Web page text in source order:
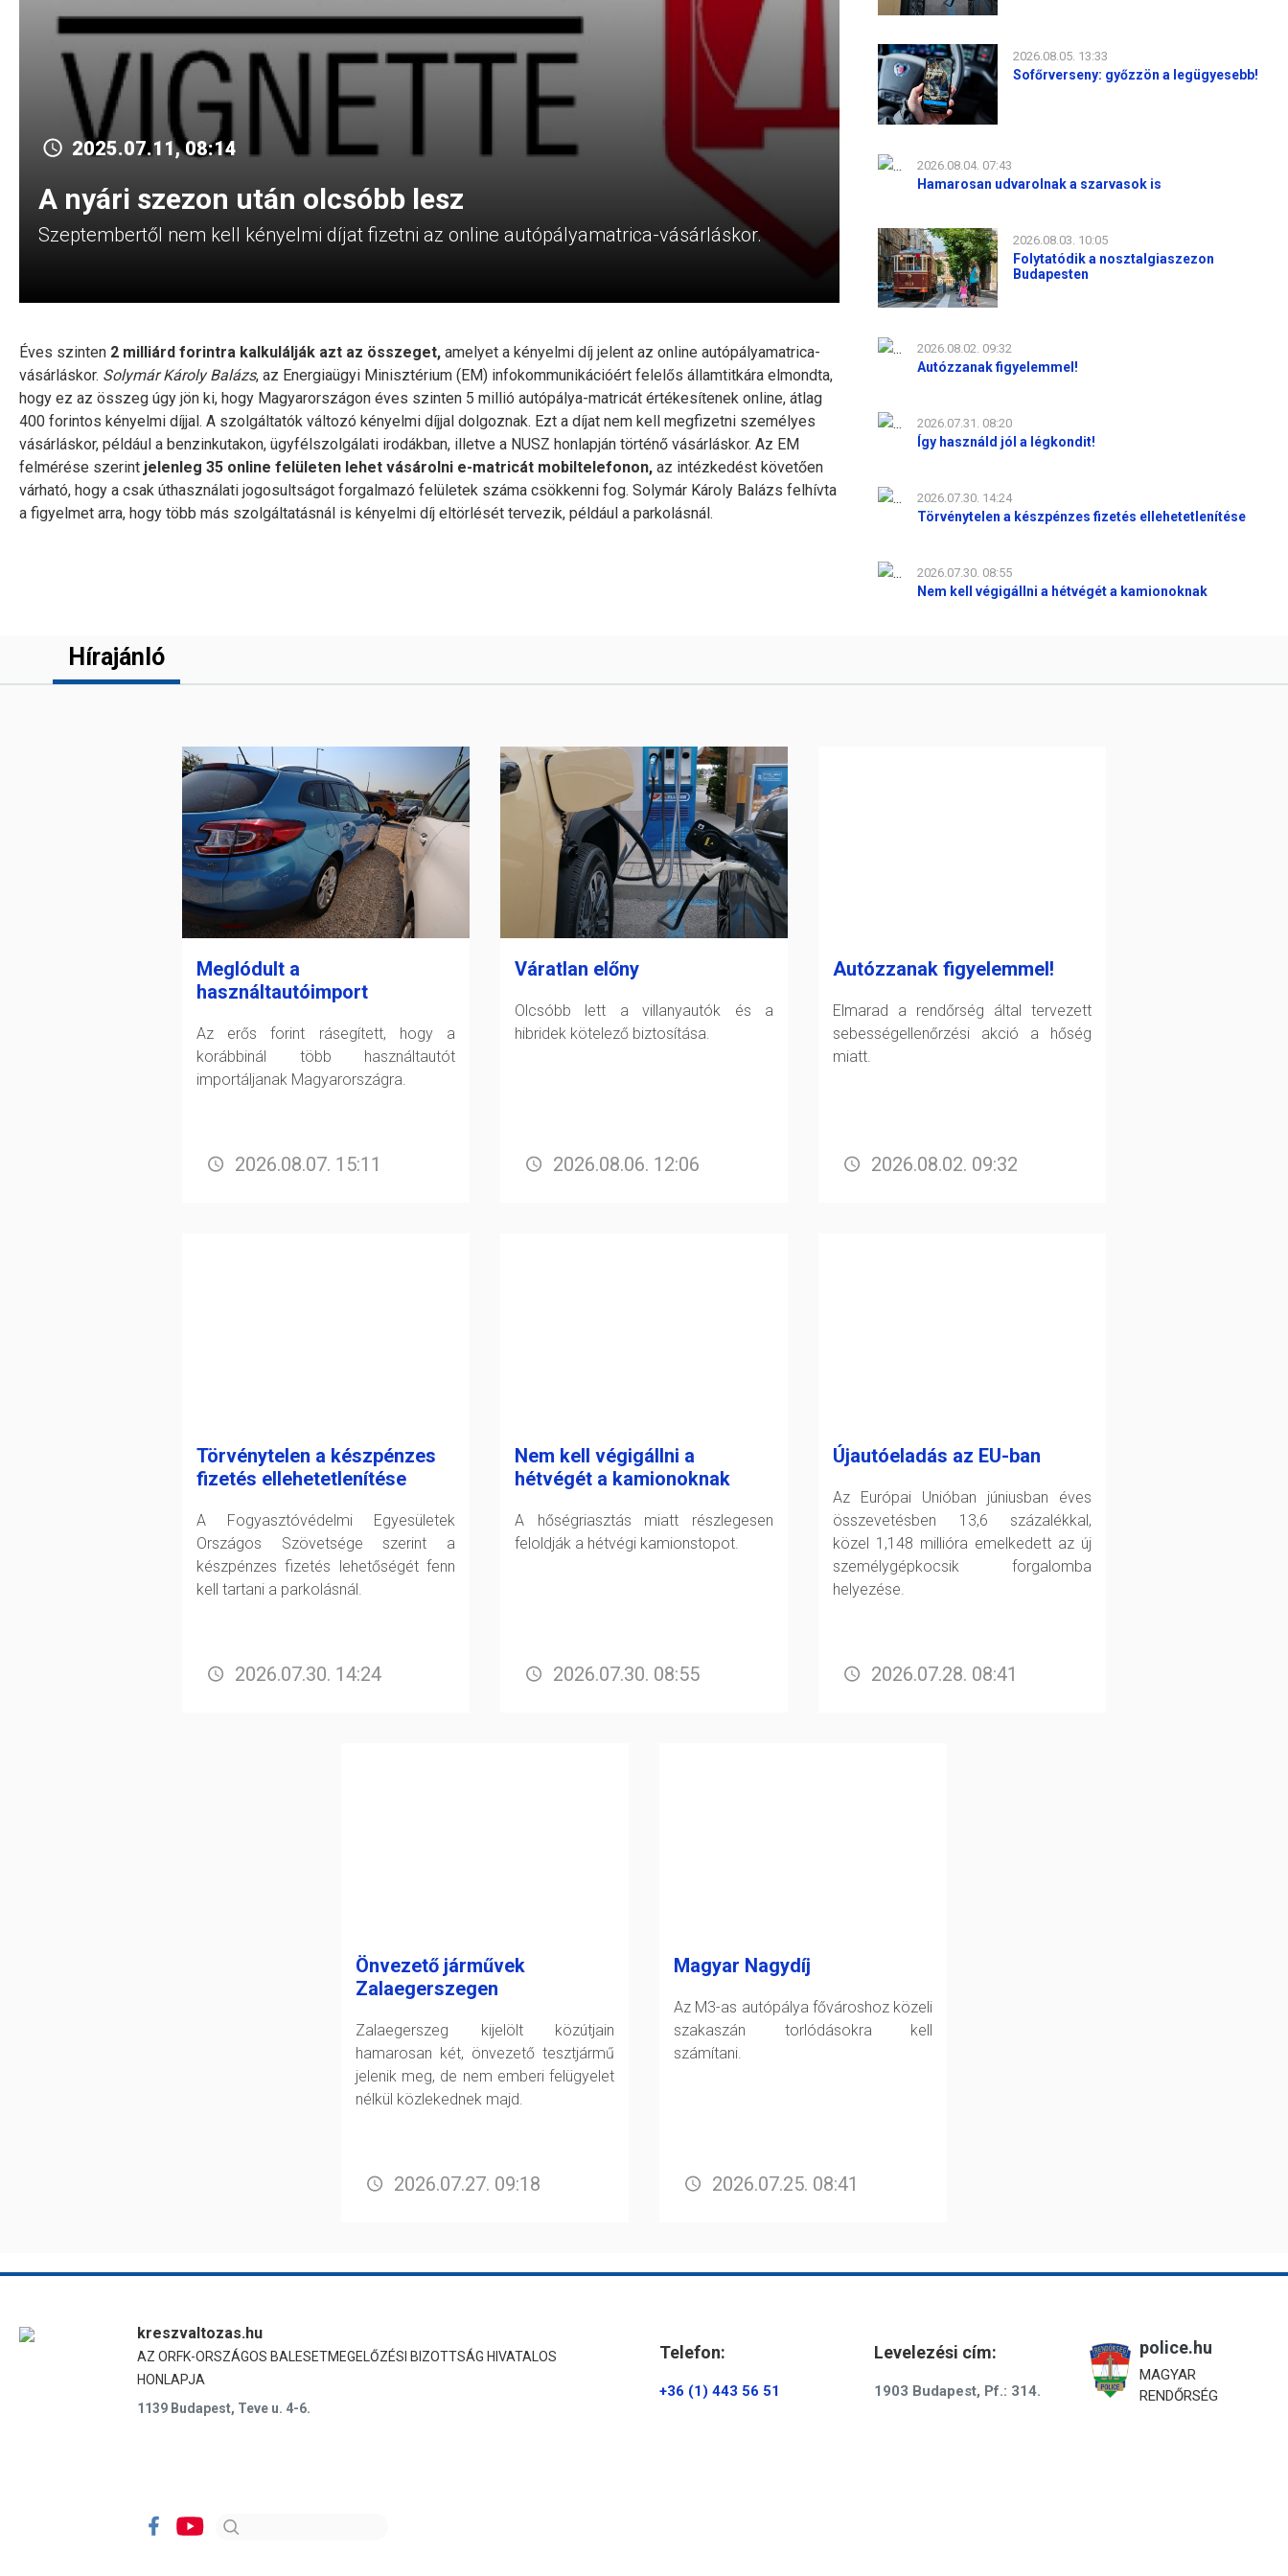
2025.07.11, 08:14
A nyári szezon után olcsóbb lesz
Szeptembertől nem kell kényelmi díjat fizetni az online autópályamatrica-vásárláskor.
Éves szinten 2 milliárd forintra kalkulálják azt az összeget, amelyet a kényelmi díj jelent az online autópályamatrica-
vásárláskor. Solymár Károly Balázs, az Energiaügyi Minisztérium (EM) infokommunikációért felelős államtitkára elmondta,
hogy ez az összeg úgy jön ki, hogy Magyarországon éves szinten 5 millió autópálya-matricát értékesítenek online, átlag
400 forintos kényelmi díjjal. A szolgáltatók változó kényelmi díjjal dolgoznak. Ezt a díjat nem kell megfizetni személyes
vásárláskor, például a benzinkutakon, ügyfélszolgálati irodákban, illetve a NUSZ honlapján történő vásárláskor. Az EM
felmérése szerint jelenleg 35 online felületen lehet vásárolni e-matricát mobiltelefonon, az intézkedést követően
várható, hogy a csak úthasználati jogosultságot forgalmazó felületek száma csökkenni fog. Solymár Károly Balázs felhívta
a figyelmet arra, hogy több más szolgáltatásnál is kényelmi díj eltörlését tervezik, például a parkolásnál.
2026.08.05. 13:33
Sofőrverseny: győzzön a legügyesebb!
2026.08.04. 07:43
Hamarosan udvarolnak a szarvasok is
2026.08.03. 10:05
Folytatódik a nosztalgiaszezon
Budapesten
2026.08.02. 09:32
Autózzanak figyelemmel!
2026.07.31. 08:20
Így használd jól a légkondit!
2026.07.30. 14:24
Törvénytelen a készpénzes fizetés ellehetetlenítése
2026.07.30. 08:55
Nem kell végigállni a hétvégét a kamionoknak
Hírajánló
Meglódult a
használtautóimport
Az erős forint rásegített, hogy a
korábbinál több használtautót
importáljanak Magyarországra.
2026.08.07. 15:11
Váratlan előny
Olcsóbb lett a villanyautók és a
hibridek kötelező biztosítása.
2026.08.06. 12:06
Autózzanak figyelemmel!
Elmarad a rendőrség által tervezett
sebességellenőrzési akció a hőség
miatt.
2026.08.02. 09:32
Törvénytelen a készpénzes
fizetés ellehetetlenítése
A Fogyasztóvédelmi Egyesületek
Országos Szövetsége szerint a
készpénzes fizetés lehetőségét fenn
kell tartani a parkolásnál.
2026.07.30. 14:24
Nem kell végigállni a
hétvégét a kamionoknak
A hőségriasztás miatt részlegesen
feloldják a hétvégi kamionstopot.
2026.07.30. 08:55
Újautóeladás az EU-ban
Az Európai Unióban júniusban éves
összevetésben 13,6 százalékkal,
közel 1,148 millióra emelkedett az új
személygépkocsik forgalomba
helyezése.
2026.07.28. 08:41
Önvezető járművek
Zalaegerszegen
Zalaegerszeg kijelölt közútjain
hamarosan két, önvezető tesztjármű
jelenik meg, de nem emberi felügyelet
nélkül közlekednek majd.
2026.07.27. 09:18
Magyar Nagydíj
Az M3-as autópálya fővároshoz közeli
szakaszán torlódásokra kell
számítani.
2026.07.25. 08:41
kreszvaltozas.hu
AZ ORFK-ORSZÁGOS BALESETMEGELŐZÉSI BIZOTTSÁG HIVATALOS
HONLAPJA
1139 Budapest, Teve u. 4-6.
Telefon:
+36 (1) 443 56 51
Levelezési cím:
1903 Budapest, Pf.: 314.
police.hu
MAGYAR
RENDŐRSÉG